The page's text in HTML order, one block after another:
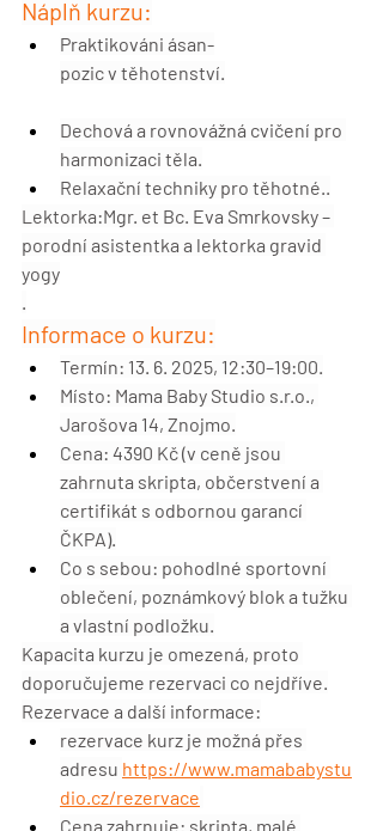
Náplň kurzu:
Praktikováni ásan-
pozic v těhotenství.
Dechová a rovnovážná cvičení pro
harmonizaci těla.
Relaxační techniky pro těhotné..
Lektorka:Mgr. et Bc. Eva Smrkovsky –
porodní asistentka a lektorka gravid
yogy
.
Informace o kurzu:
Termín: 13. 6. 2025, 12:30–19:00.
Místo: Mama Baby Studio s.r.o.,
Jarošova 14, Znojmo.
Cena: 4390 Kč (v ceně jsou
zahrnuta skripta, občerstvení a
certifikát s odbornou garancí
ČKPA).
Co s sebou: pohodlné sportovní
oblečení, poznámkový blok a tužku
a vlastní podložku.
Kapacita kurzu je omezená, proto
doporučujeme rezervaci co nejdříve.
Rezervace a další informace:
rezervace kurz je možná přes
adresu https://www.mamababystu
dio.cz/rezervace
Cena zahrnuje: skripta, malé